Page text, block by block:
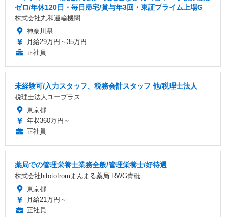
ゼロ/年休120日・毎日帰宅/賞与年3回・東証プライム上場G
株式会社丸和運輸機関
神奈川県
月給29万円～35万円
正社員
未経験可/入力スタッフ、税務会計スタッフ 他/税理士法人
税理士法人ユープラス
東京都
年収360万円～
正社員
薬局での管理栄養士業務全般/管理栄養士/好待遇
株式会社hitotofromまんまる薬局 RWG青砥
東京都
月給21万円～
正社員